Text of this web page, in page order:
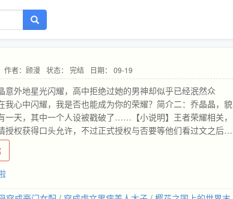
作者：顾漫 状态： 完结 日期： 09-19
意外地星光闪耀，高中拒绝过她的男神却似乎已经泯然众
心中闪耀，我是否也能成为你的荣耀？简介二：乔晶晶，貌
一天，其中一个人设被戳破了……【小说明】王者荣耀相关，
授权获得口头允许，不过正式授权与否要等他们看过文之后